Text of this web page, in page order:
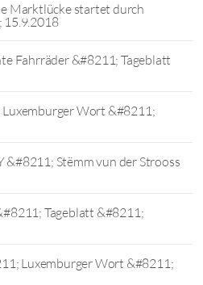
Marktlücke startet durch
15.9.2018
Fahrräder &#8211; Tageblatt
Wort &#8211;
Stëmm vun der Strooss
Tageblatt &#8211;
Luxemburger Wort &#8211;